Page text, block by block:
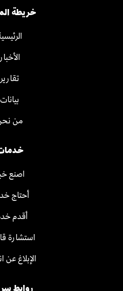
خريطة
الأخبار
تقارير
بيانات
من
اصنع
أحتاج
أقدم
استشارة
الإبلاغ عن
روابط